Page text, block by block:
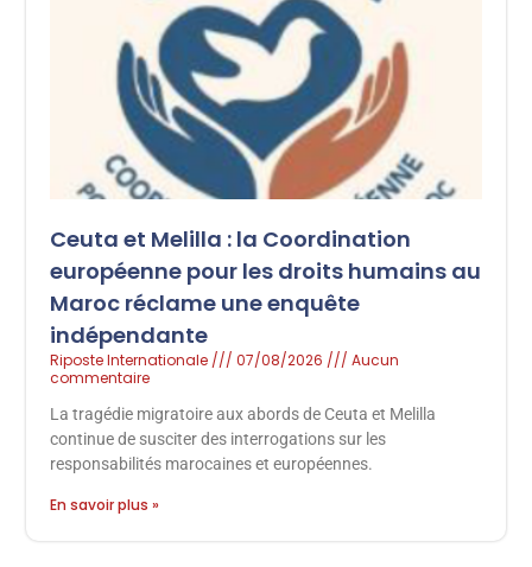
Ceuta et Melilla : la Coordination
européenne pour les droits humains au
Maroc réclame une enquête
indépendante
Riposte Internationale 07/08/2026
Aucun
commentaire
La tragédie migratoire aux abords de Ceuta et Melilla
continue de susciter des interrogations sur les
responsabilités marocaines et européennes.
En savoir plus »